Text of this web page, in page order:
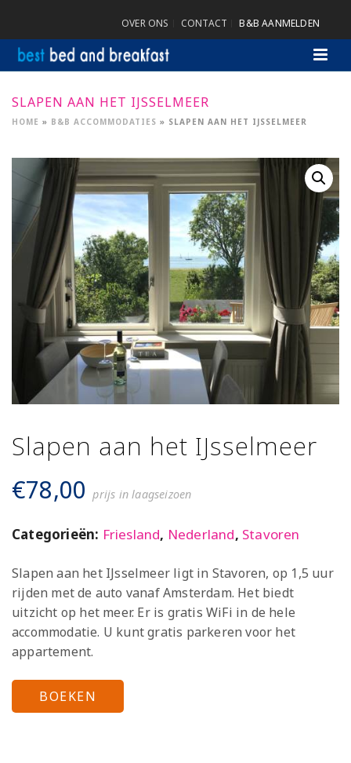
OVER ONS CONTACT B&B AANMELDEN
SLAPEN AAN HET IJSSELMEER
HOME » B&B ACCOMMODATIES » SLAPEN AAN HET IJSSELMEER
Slapen aan het IJsselmeer
€78,00 prijs in laagseizoen
Categorieën: Friesland, Nederland, Stavoren
Slapen aan het IJsselmeer ligt in Stavoren, op 1,5 uur
rijden met de auto vanaf Amsterdam. Het biedt
uitzicht op het meer. Er is gratis WiFi in de hele
accommodatie. U kunt gratis parkeren voor het
appartement.
BOEKEN